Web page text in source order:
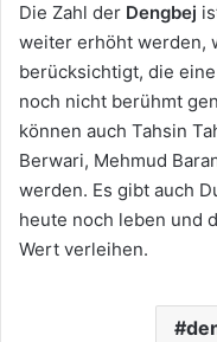
Die Zahl der Dengbej
weiter erhöht werden,
berücksichtigt, die
noch nicht berühmt
können auch Tahsin
Berwari, Mehmud
werden. Es gibt auch
heute noch leben und
Wert verleihen.